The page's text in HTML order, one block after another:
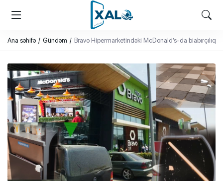
XALQ.ONLINE
ONLAYN PLATFORMA
Ana səhifə Gündəm Bravo Hipermarketindəki McDonald’s-da biabırçılıq…